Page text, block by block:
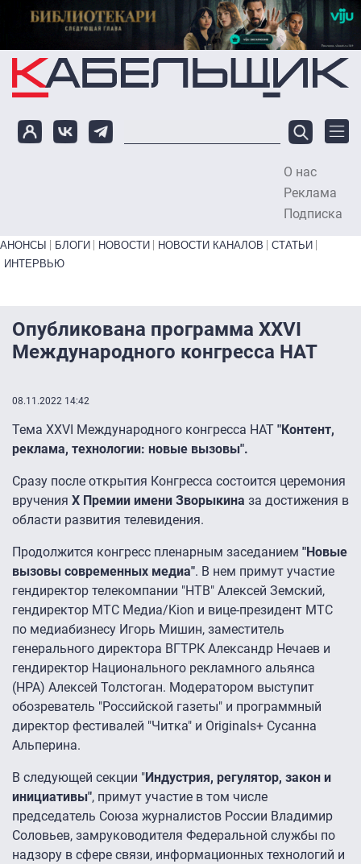
Перейти к основному содержанию
О нас
Реклама
Подписка
Primary links bottom
АНОНСЫ БЛОГИ НОВОСТИ НОВОСТИ КАНАЛОВ
СТАТЬИ
ИНТЕРВЬЮ
Опубликована программа XXVI
Международного конгресса НАТ
08.11.2022 14:42
Тема XXVI Международного конгресса НАТ "Контент,
реклама, технологии: новые вызовы".
Сразу после открытия Конгресса состоится церемония
вручения X Премии имени Зворыкина за достижения в
области развития телевидения.
Продолжится конгресс пленарным заседанием "Новые
вызовы современных медиа". В нем примут участие
гендиректор телекомпании "НТВ" Алексей Земский,
гендиректор МТС Медиа/Kion и вице-президент МТС
по медиабизнесу Игорь Мишин, заместитель
генерального директора ВГТРК Александр Нечаев и
гендиректор Национального рекламного альянса
(НРА) Алексей Толстоган. Модератором выступит
обозреватель "Российской газеты" и программный
директор фестивалей "Читка" и Originals+ Сусанна
Альперина.
В следующей секции "Индустрия, регулятор, закон и
инициативы", примут участие в том числе
председатель Союза журналистов России Владимир
Соловьев, замруководителя Федеральной службы по
надзору в сфере связи, информационных технологий и